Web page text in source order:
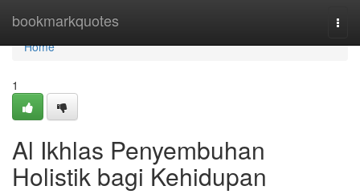
bookmarkquotes
Home
Home
1
Al Ikhlas Penyembuhan
Holistik bagi Kehidupan